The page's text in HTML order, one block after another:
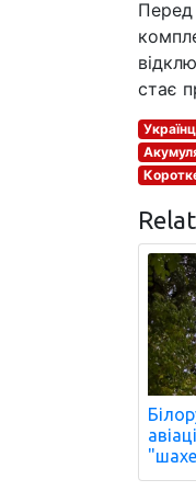
Перед
стає